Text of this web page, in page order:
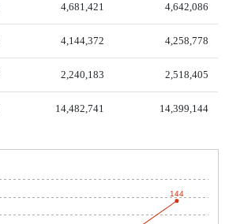
4,681,421 4,642,086
4,144,372 4,258,778
2,240,183 2,518,405
14,482,741 14,399,144
144